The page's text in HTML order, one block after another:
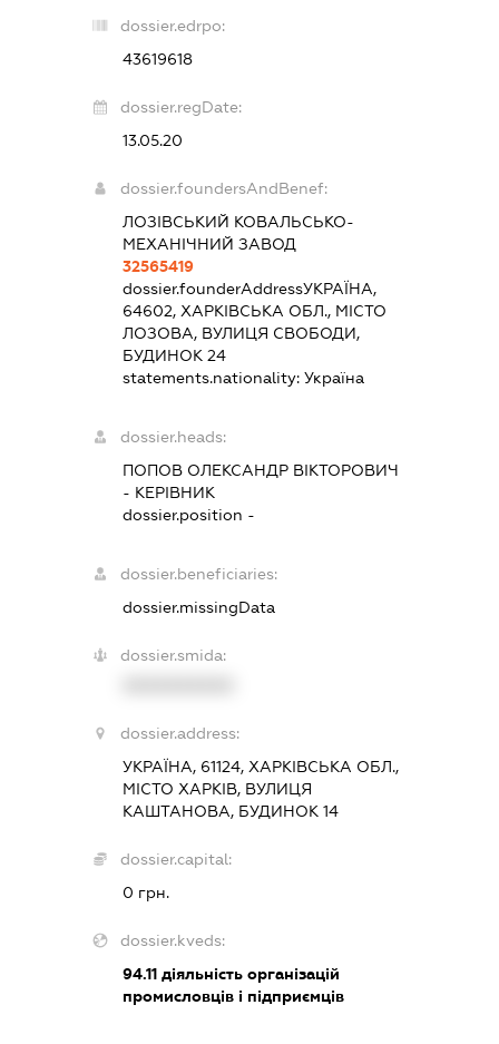
dossier.edrpo:
43619618
dossier.regDate:
13.05.20
dossier.foundersAndBenef:
ЛОЗІВСЬКИЙ КОВАЛЬСЬКО-
МЕХАНІЧНИЙ ЗАВОД
32565419
dossier.founderAddressУКРАЇНА,
64602, ХАРКІВСЬКА ОБЛ., МІСТО
ЛОЗОВА, ВУЛИЦЯ СВОБОДИ,
БУДИНОК 24
statements.nationality:Україна
dossier.heads:
ПОПОВ ОЛЕКСАНДР ВІКТОРОВИЧ
- КЕРІВНИК
dossier.position -
dossier.beneficiaries:
dossier.missingData
dossier.smida:
dossier.address:
УКРАЇНА, 61124, ХАРКІВСЬКА ОБЛ.,
МІСТО ХАРКІВ, ВУЛИЦЯ
КАШТАНОВА, БУДИНОК 14
dossier.capital:
0 грн.
dossier.kveds:
94.11 діяльність організацій
промисловців і підприємців